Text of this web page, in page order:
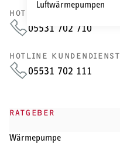
Luftwärmepumpen
HOTLINE VERTRIEB
05531 702 710
HOTLINE KUNDENDIENST
05531 702 111
RATGEBER
Wärmepumpe